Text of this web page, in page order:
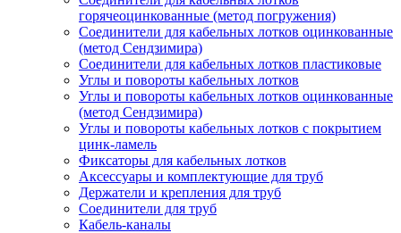
горячеоцинкованные (метод погружения)
Соединители для кабельных лотков оцинкованные
(метод Сендзимира)
Соединители для кабельных лотков пластиковые
Углы и повороты кабельных лотков
Углы и повороты кабельных лотков оцинкованные
(метод Сендзимира)
Углы и повороты кабельных лотков с покрытием
цинк-ламель
Фиксаторы для кабельных лотков
Аксессуары и комплектующие для труб
Держатели и крепления для труб
Соединители для труб
Кабель-каналы